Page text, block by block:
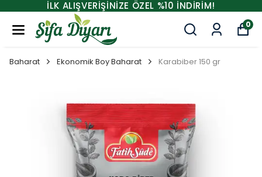
İLK ALIŞVERİŞİNİZE ÖZEL %10 İNDİRİM!
0
Baharat Ekonomik Boy Baharat Karabiber 150 gr